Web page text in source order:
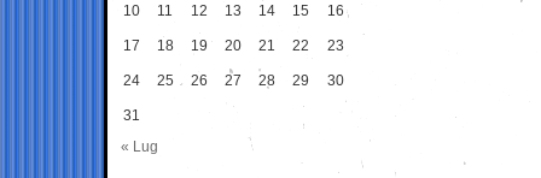
10 11 12 13 14 15 16
17 18 19 20 21 22 23
24 25 26 27 28 29 30
31
« Lug